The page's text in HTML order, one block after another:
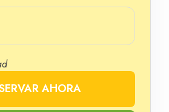
AHORA